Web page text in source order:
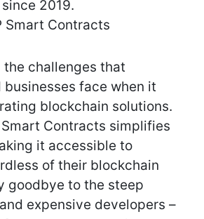
2019.
Smart Contracts
the challenges that
face when it
blockchain solutions.
Smart Contracts simplifies
it accessible to
of their blockchain
goodbye to the steep
expensive developers –